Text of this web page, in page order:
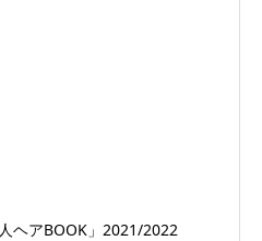
ヘアBOOK」2021/2022